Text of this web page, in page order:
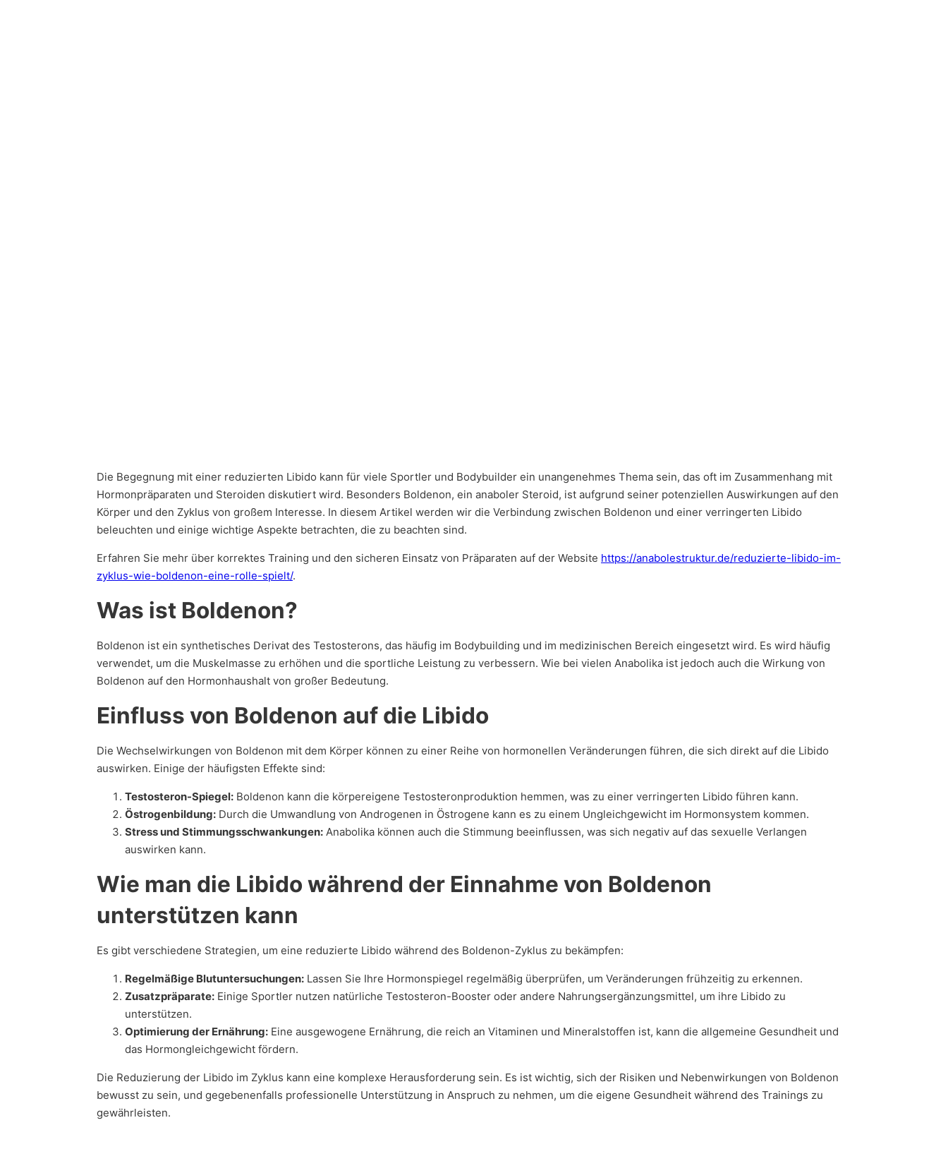
Die Begegnung mit einer reduzierten Libido kann für viele Sportler und Bodybuilder ein unangenehmes Thema sein, das oft im Zusammenhang mit
Hormonpräparaten und Steroiden diskutiert wird. Besonders Boldenon, ein anaboler Steroid, ist aufgrund seiner potenziellen Auswirkungen auf den
Körper und den Zyklus von großem Interesse. In diesem Artikel werden wir die Verbindung zwischen Boldenon und einer verringerten Libido
beleuchten und einige wichtige Aspekte betrachten, die zu beachten sind.
Erfahren Sie mehr über korrektes Training und den sicheren Einsatz von Präparaten auf der Website https://anabolestruktur.de/reduzierte-libido-im-
zyklus-wie-boldenon-eine-rolle-spielt/.
Was ist Boldenon?
Boldenon ist ein synthetisches Derivat des Testosterons, das häufig im Bodybuilding und im medizinischen Bereich eingesetzt wird. Es wird häufig
verwendet, um die Muskelmasse zu erhöhen und die sportliche Leistung zu verbessern. Wie bei vielen Anabolika ist jedoch auch die Wirkung von
Boldenon auf den Hormonhaushalt von großer Bedeutung.
Einfluss von Boldenon auf die Libido
Die Wechselwirkungen von Boldenon mit dem Körper können zu einer Reihe von hormonellen Veränderungen führen, die sich direkt auf die Libido
auswirken. Einige der häufigsten Effekte sind:
Testosteron-Spiegel: Boldenon kann die körpereigene Testosteronproduktion hemmen, was zu einer verringerten Libido führen kann.
Östrogenbildung: Durch die Umwandlung von Androgenen in Östrogene kann es zu einem Ungleichgewicht im Hormonsystem kommen.
Stress und Stimmungsschwankungen: Anabolika können auch die Stimmung beeinflussen, was sich negativ auf das sexuelle Verlangen
auswirken kann.
Wie man die Libido während der Einnahme von Boldenon
unterstützen kann
Es gibt verschiedene Strategien, um eine reduzierte Libido während des Boldenon-Zyklus zu bekämpfen:
Regelmäßige Blutuntersuchungen: Lassen Sie Ihre Hormonspiegel regelmäßig überprüfen, um Veränderungen frühzeitig zu erkennen.
Zusatzpräparate: Einige Sportler nutzen natürliche Testosteron-Booster oder andere Nahrungsergänzungsmittel, um ihre Libido zu
unterstützen.
Optimierung der Ernährung: Eine ausgewogene Ernährung, die reich an Vitaminen und Mineralstoffen ist, kann die allgemeine Gesundheit und
das Hormongleichgewicht fördern.
Die Reduzierung der Libido im Zyklus kann eine komplexe Herausforderung sein. Es ist wichtig, sich der Risiken und Nebenwirkungen von Boldenon
bewusst zu sein, und gegebenenfalls professionelle Unterstützung in Anspruch zu nehmen, um die eigene Gesundheit während des Trainings zu
gewährleisten.